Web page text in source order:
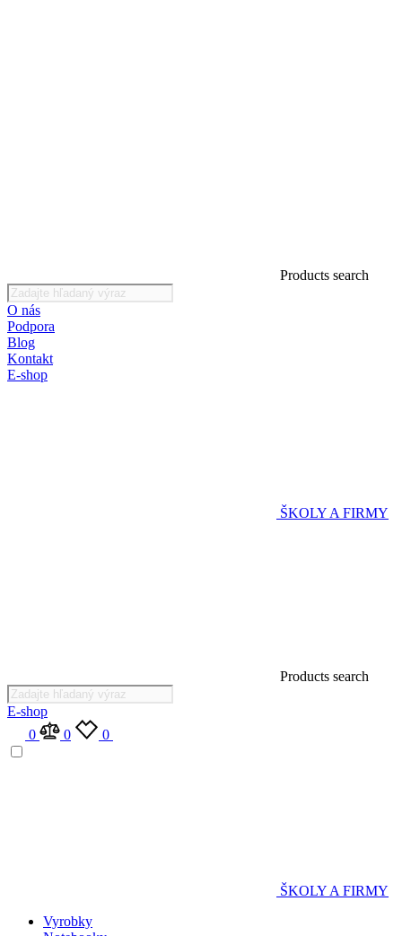
Products search
O nás
Podpora
Blog
Kontakt
E-shop
ŠKOLY A FIRMY
Products search
E-shop
0
0 0
ŠKOLY A FIRMY
Vyrobky